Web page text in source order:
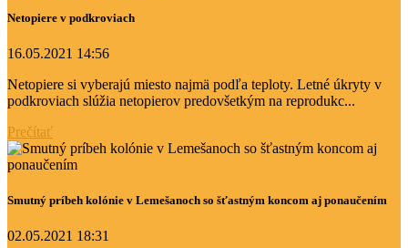
Netopiere v podkroviach
16.05.2021 14:56
Netopiere si vyberajú miesto najmä podľa teploty. Letné úkryty v
podkroviach slúžia netopierov predovšetkým na reprodukc...
Prečítať
Smutný príbeh kolónie v Lemešanoch so šťastným koncom aj ponaučením
02.05.2021 18:31